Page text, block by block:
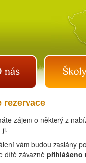
rezervace